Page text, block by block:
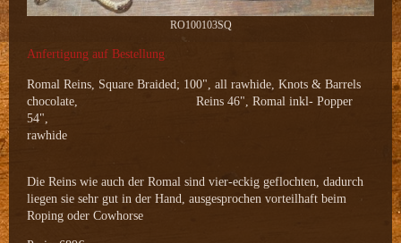
RO100103SQ
Anfertigung auf Bestellung
Romal Reins, Square Braided; 100", all rawhide, Knots & Barrels
chocolate, Reins 46", Romal inkl- Popper
54",
rawhide
Die Reins wie auch der Romal sind vier-eckig geflochten, dadurch
liegen sie sehr gut in der Hand, ausgesprochen vorteilhaft beim
Roping oder Cowhorse